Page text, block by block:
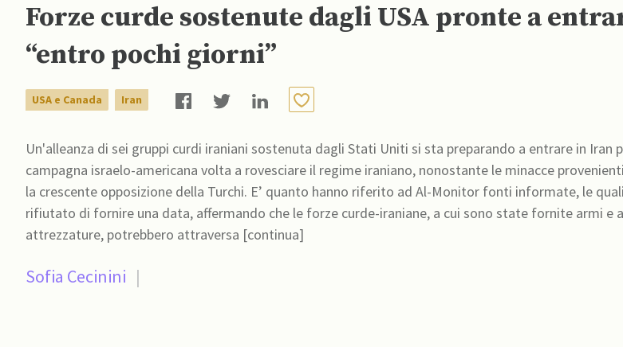
Forze curde sostenute dagli USA pronte a
“entro pochi giorni”
USA e Canada Iran
Un'alleanza di sei gruppi curdi iraniani sostenuta dagli Stati Uniti si sta preparando a entrare in Iran
campagna israelo-americana volta a rovesciare il regime iraniano, nonostante le minacce
la crescente opposizione della Turchi. E’ quanto hanno riferito ad Al-Monitor fonti informate, le
rifiutato di fornire una data, affermando che le forze curde-iraniane, a cui sono state fornite armi e
attrezzature, potrebbero attraversa [continua]
Sofia Cecinini |